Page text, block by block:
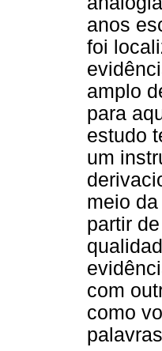
anos
foi
amplo
para
estudo
um
meio
partir
com
como